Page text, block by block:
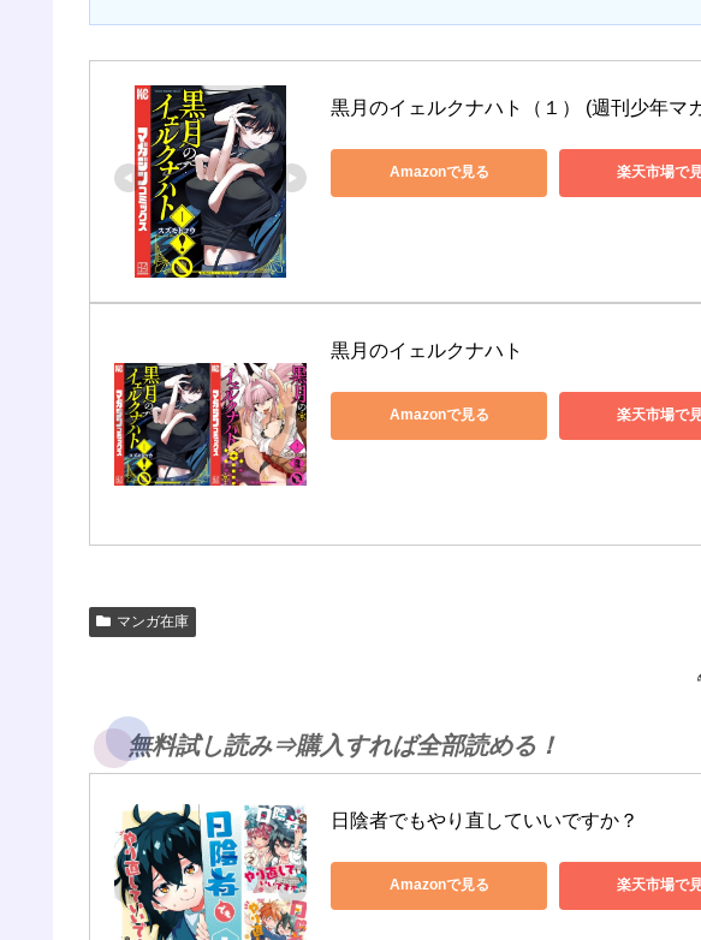
黒月のイェルクナハト（１） (週刊少年マ
Amazonで見る 楽天市場で
黒月のイェルクナハト
Amazonで見る 楽天市場で
マンガ在庫
無料試し読み⇒購入すれば全部読める！
日陰者でもやり直していいですか？
Amazonで見る 楽天市場で